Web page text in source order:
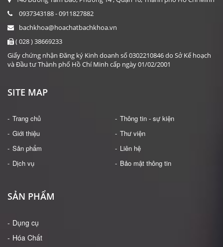
HÓA CHẤT: INDOLE-3-BUTYRIC ACID (IBA) (2-8 ĐỘ C)
Giá: Liên hệ
ĐẶT HÀNG
0937343188 - 0911827882
bachkhoa@hoachatbachkhoa.vn
( 028 ) 38669233
Giấy chứng nhận Đăng ký Kinh doanh số 0302210846 do Sở Kế hoạch
và Đầu tư Thành phố Hồ Chí Minh cấp ngày 01/02/2001
SITE MAP
Trang chủ
Giới thiệu
Sản phẩm
Dịch vụ
Thông tin - sự kiện
Thư viện
Liên hệ
Bảo mật thông tin
SẢN PHẨM
Dụng cụ
Hóa Chất